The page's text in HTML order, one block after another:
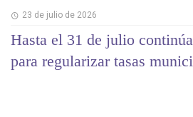
23 de julio de 2026
Hasta el 31 de julio
para regularizar tasas